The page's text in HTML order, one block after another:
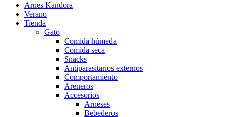
Arnes Kandora
Verano
Tienda
Gato
Comida húmeda
Comida seca
Snacks
Antiparasitarios externos
Comportamiento
Areneros
Accesorios
Arneses
Bebederos